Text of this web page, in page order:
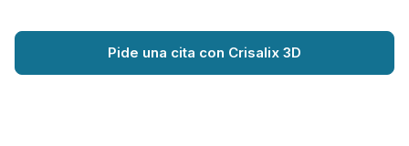
Pide una cita con Crisalix 3D